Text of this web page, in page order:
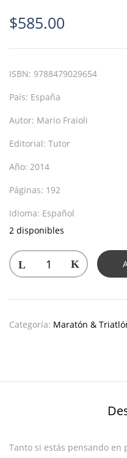
$585.00
ISBN: 9788479029654
País: España
Autor: Mario Fraioli
Editorial: Tutor
Año: 2014
Páginas: 192
Idioma: Español
2 disponibles
Categoría: Maratón &
Tanto si estás pensando